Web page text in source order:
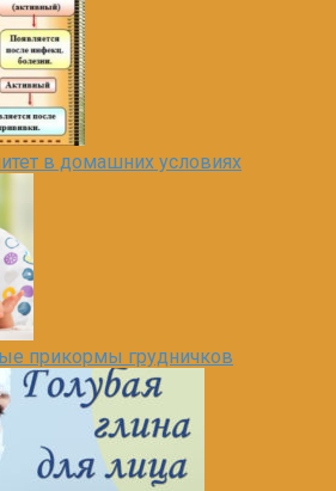
в домашних условиях
прикормы грудничков